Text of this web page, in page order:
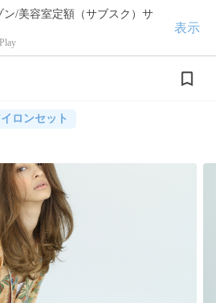
ン/美容室定額（サブスク）サ
表示
ロンセット